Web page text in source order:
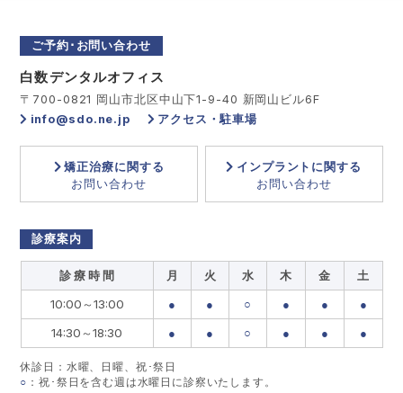
ご予約･お問い合わせ
白数デンタルオフィス
〒700-0821 岡山市北区中山下1-9-40 新岡山ビル6F
info@sdo.ne.jp
アクセス・駐車場
矯正治療に関する
お問い合わせ
インプラントに関する
お問い合わせ
診療案内
診 療 時 間 月 火 水 木 金
土
10:00～13:00
● ● ○ ● ●
●
14:30～18:30
● ● ○ ● ● ●
休診日：水曜、日曜、祝･祭日
○ ：祝･祭日を含む週は水曜日に診察いたします。